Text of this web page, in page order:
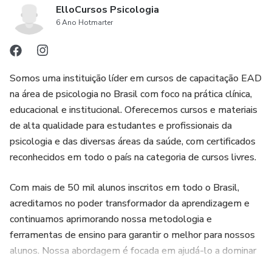
ElloCursos Psicologia
6 Ano Hotmarter
Somos uma instituição líder em cursos de capacitação EAD
na área de psicologia no Brasil com foco na prática clínica,
educacional e institucional. Oferecemos cursos e materiais
de alta qualidade para estudantes e profissionais da
psicologia e das diversas áreas da saúde, com certificados
reconhecidos em todo o país na categoria de cursos livres.
Com mais de 50 mil alunos inscritos em todo o Brasil,
acreditamos no poder transformador da aprendizagem e
continuamos aprimorando nossa metodologia e
ferramentas de ensino para garantir o melhor para nossos
alunos. Nossa abordagem é focada em ajudá-lo a dominar